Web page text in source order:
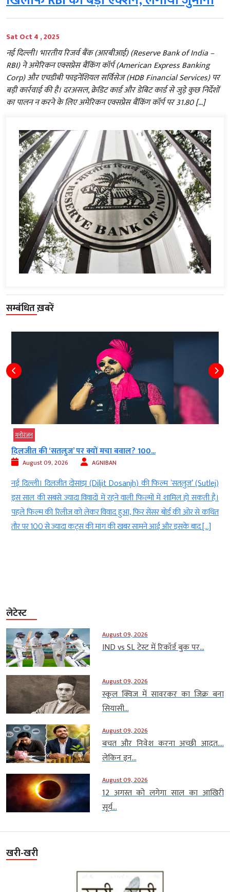
Sat Oct 4 , 2025
नई दिल्ली। भारतीय रिजर्व बैंक (आरबीआई) (Reserve Bank of India –
RBI) ने अमेरिकन एक्सप्रेस बैंकिंग कॉर्प (American Express Banking
Corp) और एचडीबी फाइनेंशियल सर्विसेज (HDB Financial Services) पर
बड़ी कार्रवाई की है। दरअसल, क्रेडिट कार्ड और डेबिट कार्ड से जुड़े कुछ निर्देशों
का पालन न करने के लिए अमेरिकन एक्सप्रेस बैंकिंग कॉर्प पर 31.80 […]
सम्बंधित ख़बरें
मनोरंजन
दिलजीत की ‘सतलुज’ पर क्यों मचा बवाल? 100...
August 09, 2026 AGNIBAN
नई दिल्ली। दिलजीत दोसांझ (Diljit Dosanjh) की फिल्म ‘सतलुज’ (Sutlej)
इस साल की सबसे ज्यादा विवादों में रहने वाली फिल्मों में शामिल हो सकती है।
पहले फिल्म की रिलीज को लेकर विवाद हुआ, फिर सेंसर बोर्ड की ओर से कथित
तौर पर 100 से ज्यादा कट्स की मांग की खबर सामने आई और इसके बाद […]
लेटेस्ट
August 09, 2026
IND vs SL टेस्ट में रिकॉर्ड बुक पर...
August 09, 2026
स्कूल क्विज में सावरकर का जिक्र बना
सियासी...
August 09, 2026
बचत और निवेश करना अच्छी आदत….
लेकिन इन...
August 09, 2026
12 अगस्त को लगेगा साल का आखिरी
सूर्य...
खरी-खरी